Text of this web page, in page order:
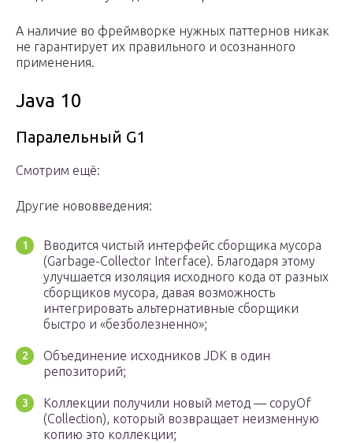
А наличие во фреймворке нужных паттернов никак
не гарантирует их правильного и осознанного
применения.
Java 10
Паралельный G1
Смотрим ещё:
Другие нововведения:
Вводится чистый интерфейс сборщика мусора
(Garbage-Collector Interface). Благодаря этому
улучшается изоляция исходного кода от разных
сборщиков мусора, давая возможность
интегрировать альтернативные сборщики
быстро и «безболезненно»;
Объединение исходников JDK в один
репозиторий;
Коллекции получили новый метод — copyOf
(Collection), который возвращает неизменную
копию это коллекции;